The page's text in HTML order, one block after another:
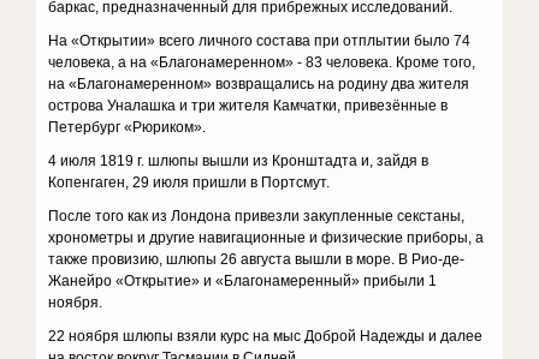
баркас, предназначенный для прибрежных исследований.
На «Открытии» всего личного состава при отплытии было 74
человека, а на «Благонамеренном» - 83 человека. Кроме того,
на «Благонамеренном» возвращались на родину два жителя
острова Уналашка и три жителя Камчатки, привезённые в
Петербург «Рюриком».
4 июля 1819 г. шлюпы вышли из Кронштадта и, зайдя в
Копенгаген, 29 июля пришли в Портсмут.
После того как из Лондона привезли закупленные секстаны,
хронометры и другие навигационные и физические приборы, а
также провизию, шлюпы 26 августа вышли в море. В Рио-де-
Жанейро «Открытие» и «Благонамеренный» прибыли 1
ноября.
22 ноября шлюпы взяли курс на мыс Доброй Надежды и далее